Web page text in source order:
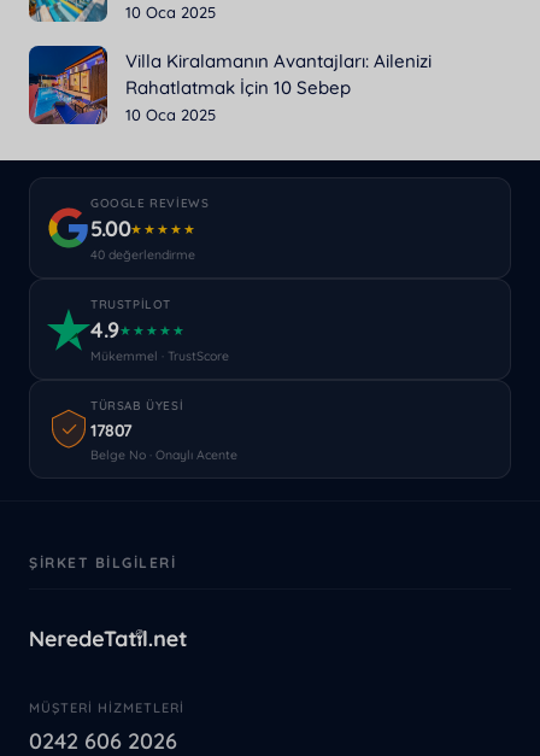
10 Oca 2025
Villa Kiralamanın Avantajları: Ailenizi
Rahatlatmak İçin 10 Sebep
10 Oca 2025
GOOGLE REVIEWS
5.00★★★★★
40 değerlendirme
TRUSTPILOT
4.9★★★★★
Mükemmel · TrustScore
TÜRSAB ÜYESI
17807
Belge No · Onaylı Acente
ŞIRKET BILGILERI
MÜŞTERI HIZMETLERI
0242 606 2026